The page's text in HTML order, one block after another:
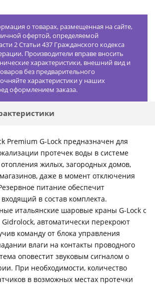
о товарах, размещенная на сайте,
офертой, определяемой
2 Статьи 437 Гражданского кодекса
Производители вправе вносить
характеристики, внешний вид и
без предварительного
характеристики у наших
оформлением заказа.
Premium G-Lock предназначен для
протечек воды в системе
жилых, загородных домов,
даже в момент отключения
питание обеспечит
в состав комплекта.
итальянские шаровые краны G-Lock с
автоматически перекроют
команду от блока управления
влаги на контакты проводного
оповестит звуковым сигналом о
При необходимости, количество
в возможных местах протечки